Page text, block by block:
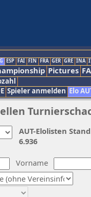
ESP FAI FIN FRA GER GRE INA
Pictures
Spieler anmelden Elo
Vorname
AUT-Elolisten
6.936